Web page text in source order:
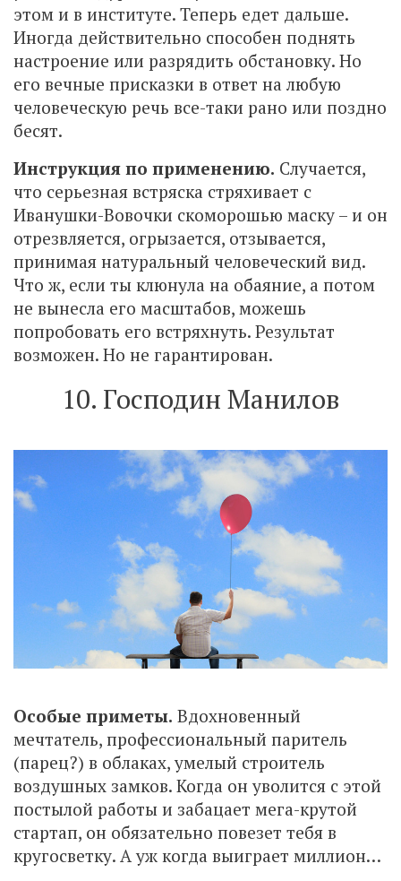
этом и в институте. Теперь едет дальше.
Иногда действительно способен поднять
настроение или разрядить обстановку. Но
его вечные присказки в ответ на любую
человеческую речь все-таки рано или поздно
бесят.
Инструкция по применению. Случается,
что серьезная встряска стряхивает с
Иванушки-Вовочки скоморошью маску – и он
отрезвляется, огрызается, отзывается,
принимая натуральный человеческий вид.
Что ж, если ты клюнула на обаяние, а потом
не вынесла его масштабов, можешь
попробовать его встряхнуть. Результат
возможен. Но не гарантирован.
10. Господин Манилов
Особые приметы. Вдохновенный
мечтатель, профессиональный паритель
(парец?) в облаках, умелый строитель
воздушных замков. Когда он уволится с этой
постылой работы и забацает мега-крутой
стартап, он обязательно повезет тебя в
кругосветку. А уж когда выиграет миллион…